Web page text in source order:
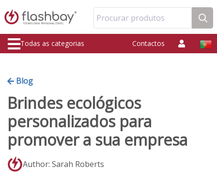
Procurar produtos
Todas as categorias Contactos
Blog
Brindes ecológicos
personalizados para
promover a sua empresa
Author: Sarah Roberts